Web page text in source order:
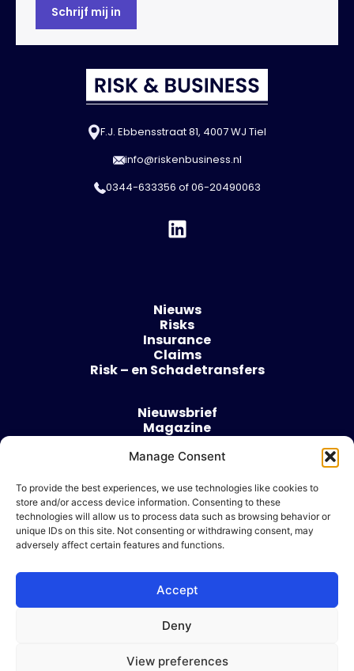
Manage Consent
To provide the best experiences, we use technologies like cookies to
store and/or access device information. Consenting to these
technologies will allow us to process data such as browsing behavior or
unique IDs on this site. Not consenting or withdrawing consent, may
adversely affect certain features and functions.
Accept
Deny
View preferences
F.J. Ebbensstraat 81, 4007 WJ Tiel
info@riskenbusiness.nl
0344-633356 of06-20490063
Nieuws
Risks
Insurance
Claims
Risk – en Schadetransfers
Nieuwsbrief
Magazine
Over
Algemene voorwaarden
Cookie beleid
Ik wil adverteren
© 2026 Risk & Business